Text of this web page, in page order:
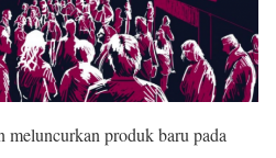
meluncurkan produk baru pada